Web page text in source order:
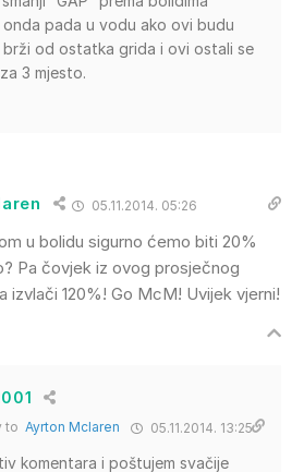
pada u vodu ako ovi budu
brži od ostatka grida i ovi ostali se
3 mjesto.
05.11.2014. 05:26
u bolidu sigurno ćemo biti 20%
Pa čovjek iz ovog prosječnog
izvlači 120%! Go McM! Uvijek vjerni!
to Ayrton Mclaren 05.11.2014. 13:25
komentara i poštujem svačije